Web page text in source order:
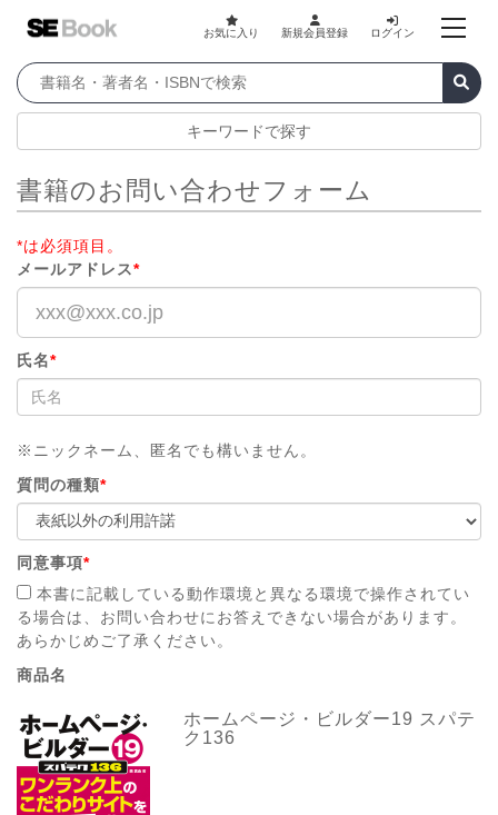
お気に入り 新規会員登録 ログイン
キーワードで探す
書籍のお問い合わせフォーム
*は必須項目。
メールアドレス*
氏名*
※ニックネーム、匿名でも構いません。
質問の種類*
同意事項*
本書に記載している動作環境と異なる環境で操作されてい
る場合は、お問い合わせにお答えできない場合があります。
あらかじめご了承ください。
商品名
ホームページ・ビルダー19 スパテ
ク136